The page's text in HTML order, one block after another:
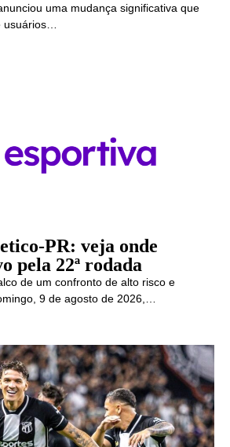
uma mudança significativa que
usuários…
PR: veja onde
pela 22ª rodada
de um confronto de alto risco e
9 de agosto de 2026,…